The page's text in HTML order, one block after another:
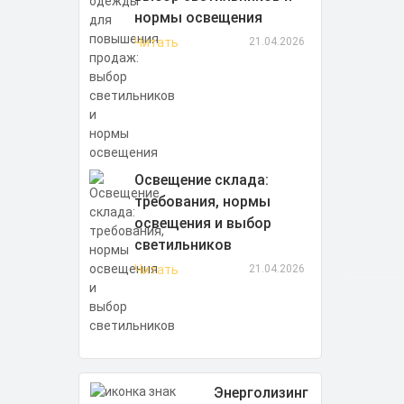
нормы освещения
Читать 21.04.2026
Освещение склада:
требования, нормы
освещения и выбор
светильников
Читать 21.04.2026
Энерголизинг